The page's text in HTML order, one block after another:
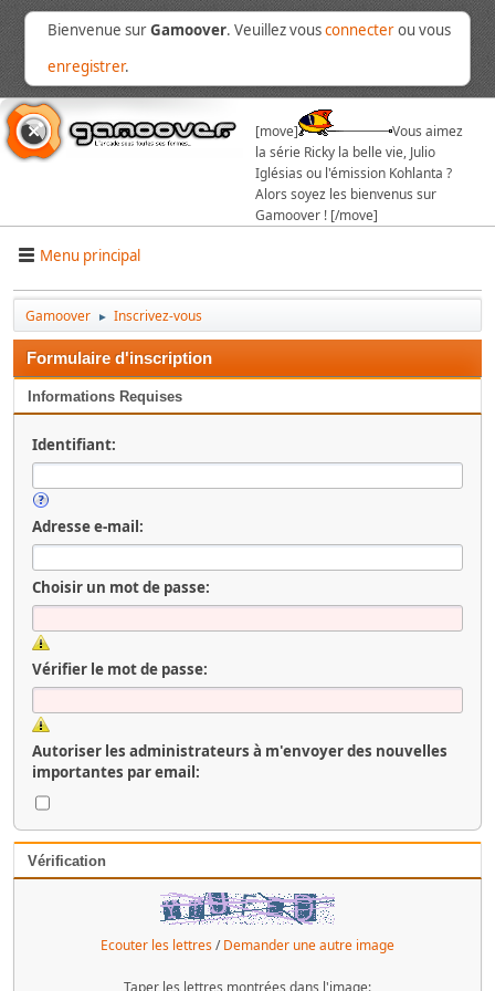
Bienvenue surGamoover. Veuillez vousconnecterou vous
enregistrer.
[move]
Vous aimez
la série Ricky la belle vie, Julio
Iglésias ou l'émission Kohlanta ?
Alors soyez les bienvenus sur
Gamoover ! [/move]
Menu principal
Gamoover ► Inscrivez-vous
Formulaire d'inscription
Informations Requises
Identifiant:
Adresse e-mail:
Choisir un mot de passe:
Vérifier le mot de passe:
Autoriser les administrateurs à m'envoyer des nouvelles
importantes par email:
Vérification
Ecouter les lettres/Demander une autre image
Taper les lettres montrées dans l'image: